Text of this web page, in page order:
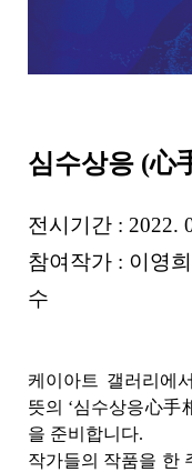
심수상응 (心
전시기간 : 2022.
참여작가 : 이영
수
케이아트 갤러리에
뜻의 ‘심수상응心手
을 준비합니다.
작가들의 작품을 한